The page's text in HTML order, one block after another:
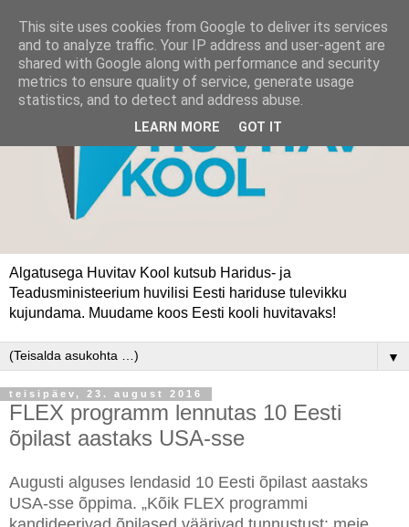
Algatusega Huvitav Kool kutsub Haridus- ja
Teadusministeerium huvilisi Eesti hariduse tulevikku
kujundama. Muudame koos Eesti kooli huvitavaks!
▼
teisipäev, 23. august 2016
FLEX programm lennutas 10 Eesti
õpilast aastaks USA-sse
Augusti alguses lendasid 10 Eesti õpilast aastaks
USA-sse õppima. „Kõik FLEX programmi
This site uses cookies from Google to deliver its services
and to analyze traffic. Your IP address and user-agent are
shared with Google along with performance and security
metrics to ensure quality of service, generate usage
statistics, and to detect and address abuse.
LEARN MORE GOT IT